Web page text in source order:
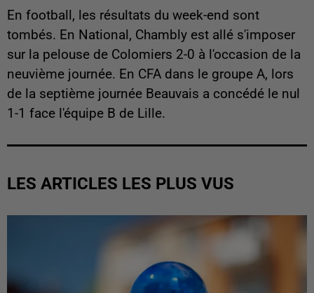
En football, les résultats du week-end sont
tombés. En National, Chambly est allé s'imposer
sur la pelouse de Colomiers 2-0 à l'occasion de la
neuvième journée. En CFA dans le groupe A, lors
de la septième journée Beauvais a concédé le nul
1-1 face l'équipe B de Lille.
LES ARTICLES LES PLUS VUS